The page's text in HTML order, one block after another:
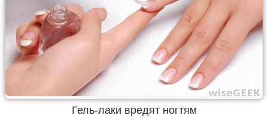
Гель-лаки вредят ногтям